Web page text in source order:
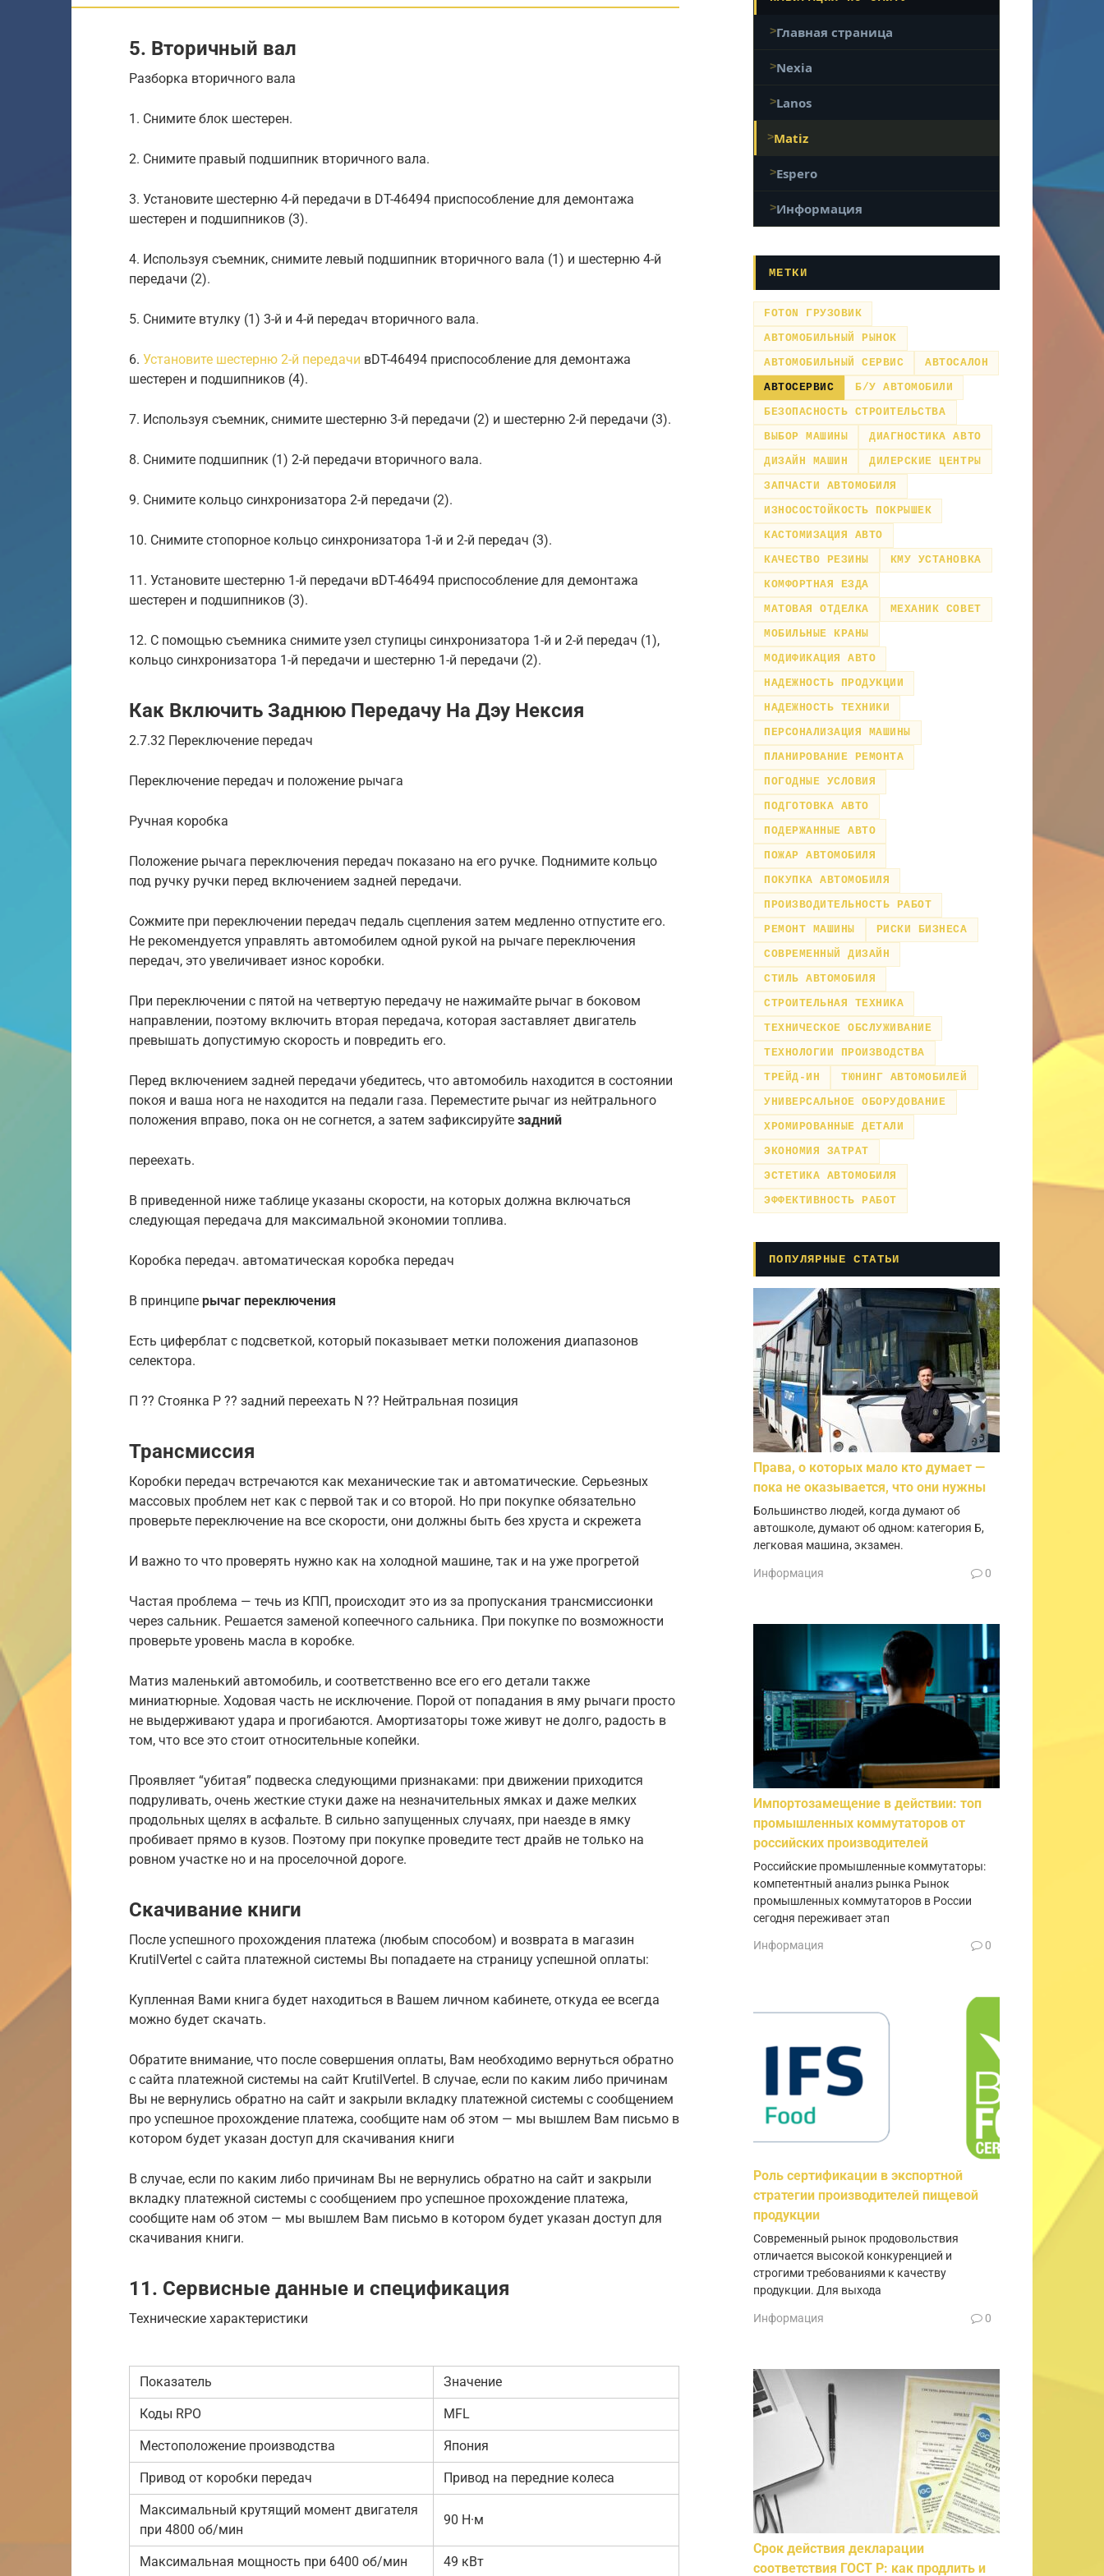
5. Вторичный вал
Разборка вторичного вала
1. Снимите блок шестерен.
2. Снимите правый подшипник вторичного вала.
3. Установите шестерню 4-й передачи в DT-46494 приспособление для демонтажа
шестерен и подшипников (3).
4. Используя съемник, снимите левый подшипник вторичного вала (1) и шестерню 4-й
передачи (2).
5. Снимите втулку (1) 3-й и 4-й передач вторичного вала.
6. Установите шестерню 2-й передачи вDT-46494 приспособление для демонтажа
шестерен и подшипников (4).
7. Используя съемник, снимите шестерню 3-й передачи (2) и шестерню 2-й передачи (3).
8. Снимите подшипник (1) 2-й передачи вторичного вала.
9. Снимите кольцо синхронизатора 2-й передачи (2).
10. Снимите стопорное кольцо синхронизатора 1-й и 2-й передач (3).
11. Установите шестерню 1-й передачи вDT-46494 приспособление для демонтажа
шестерен и подшипников (3).
12. С помощью съемника снимите узел ступицы синхронизатора 1-й и 2-й передач (1),
кольцо синхронизатора 1-й передачи и шестерню 1-й передачи (2).
Как Включить Заднюю Передачу На Дэу Нексия
2.7.32 Переключение передач
Переключение передач и положение рычага
Ручная коробка
Положение рычага переключения передач показано на его ручке. Поднимите кольцо
под ручку ручки перед включением задней передачи.
Сожмите при переключении передач педаль сцепления затем медленно отпустите его.
Не рекомендуется управлять автомобилем одной рукой на рычаге переключения
передач, это увеличивает износ коробки.
При переключении с пятой на четвертую передачу не нажимайте рычаг в боковом
направлении, поэтому включить вторая передача, которая заставляет двигатель
превышать допустимую скорость и повредить его.
Перед включением задней передачи убедитесь, что автомобиль находится в состоянии
покоя и ваша нога не находится на педали газа. Переместите рычаг из нейтрального
положения вправо, пока он не согнется, а затем зафиксируйте задний
переехать.
В приведенной ниже таблице указаны скорости, на которых должна включаться
следующая передача для максимальной экономии топлива.
Коробка передач. автоматическая коробка передач
В принципе рычаг переключения
Есть циферблат с подсветкой, который показывает метки положения диапазонов
селектора.
П ?? Стоянка Р ?? задний переехать N ?? Нейтральная позиция
Трансмиссия
Коробки передач встречаются как механические так и автоматические. Серьезных
массовых проблем нет как с первой так и со второй. Но при покупке обязательно
проверьте переключение на все скорости, они должны быть без хруста и скрежета
И важно то что проверять нужно как на холодной машине, так и на уже прогретой
Частая проблема — течь из КПП, происходит это из за пропускания трансмиссионки
через сальник. Решается заменой копеечного сальника. При покупке по возможности
проверьте уровень масла в коробке.
Матиз маленький автомобиль, и соответственно все его его детали также
миниатюрные. Ходовая часть не исключение. Порой от попадания в яму рычаги просто
не выдерживают удара и прогибаются. Амортизаторы тоже живут не долго, радость в
том, что все это стоит относительные копейки.
Проявляет “убитая” подвеска следующими признаками: при движении приходится
подруливать, очень жесткие стуки даже на незначительных ямках и даже мелких
продольных щелях в асфальте. В сильно запущенных случаях, при наезде в ямку
пробивает прямо в кузов. Поэтому при покупке проведите тест драйв не только на
ровном участке но и на проселочной дороге.
Скачивание книги
После успешного прохождения платежа (любым способом) и возврата в магазин
KrutilVertel с сайта платежной системы Вы попадаете на страницу успешной оплаты:
Купленная Вами книга будет находиться в Вашем личном кабинете, откуда ее всегда
можно будет скачать.
Обратите внимание, что после совершения оплаты, Вам необходимо вернуться обратно
с сайта платежной системы на сайт KrutilVertel. В случае, если по каким либо причинам
Вы не вернулись обратно на сайт и закрыли вкладку платежной системы с сообщением
про успешное прохождение платежа, сообщите нам об этом — мы вышлем Вам письмо в
котором будет указан доступ для скачивания книги
В случае, если по каким либо причинам Вы не вернулись обратно на сайт и закрыли
вкладку платежной системы с сообщением про успешное прохождение платежа,
сообщите нам об этом — мы вышлем Вам письмо в котором будет указан доступ для
скачивания книги.
11. Сервисные данные и спецификация
Технические характеристики
Показатель Значение
Коды RPO MFL
Местоположение производства Япония
Привод от коробки передач Привод на передние колеса
Максимальный крутящий момент двигателя
при 4800 об/мин
90 Н·м
Максимальная мощность при 6400 об/мин 49 кВт
Главная страница
Nexia
Lanos
Matiz
Espero
Информация
МЕТКИ
FOTON ГРУЗОВИК
АВТОМОБИЛЬНЫЙ РЫНОК
АВТОМОБИЛЬНЫЙ СЕРВИС
АВТОСАЛОН
АВТОСЕРВИС
Б/У АВТОМОБИЛИ
БЕЗОПАСНОСТЬ СТРОИТЕЛЬСТВА
ВЫБОР МАШИНЫ
ДИАГНОСТИКА АВТО
ДИЗАЙН МАШИН
ДИЛЕРСКИЕ ЦЕНТРЫ
ЗАПЧАСТИ АВТОМОБИЛЯ
ИЗНОСОСТОЙКОСТЬ ПОКРЫШЕК
КАСТОМИЗАЦИЯ АВТО
КАЧЕСТВО РЕЗИНЫ
КМУ УСТАНОВКА
КОМФОРТНАЯ ЕЗДА
МАТОВАЯ ОТДЕЛКА
МЕХАНИК СОВЕТ
МОБИЛЬНЫЕ КРАНЫ
МОДИФИКАЦИЯ АВТО
НАДЕЖНОСТЬ ПРОДУКЦИИ
НАДЕЖНОСТЬ ТЕХНИКИ
ПЕРСОНАЛИЗАЦИЯ МАШИНЫ
ПЛАНИРОВАНИЕ РЕМОНТА
ПОГОДНЫЕ УСЛОВИЯ
ПОДГОТОВКА АВТО
ПОДЕРЖАННЫЕ АВТО
ПОЖАР АВТОМОБИЛЯ
ПОКУПКА АВТОМОБИЛЯ
ПРОИЗВОДИТЕЛЬНОСТЬ РАБОТ
РЕМОНТ МАШИНЫ
РИСКИ БИЗНЕСА
СОВРЕМЕННЫЙ ДИЗАЙН
СТИЛЬ АВТОМОБИЛЯ
СТРОИТЕЛЬНАЯ ТЕХНИКА
ТЕХНИЧЕСКОЕ ОБСЛУЖИВАНИЕ
ТЕХНОЛОГИИ ПРОИЗВОДСТВА
ТРЕЙД-ИН
ТЮНИНГ АВТОМОБИЛЕЙ
УНИВЕРСАЛЬНОЕ ОБОРУДОВАНИЕ
ХРОМИРОВАННЫЕ ДЕТАЛИ
ЭКОНОМИЯ ЗАТРАТ
ЭСТЕТИКА АВТОМОБИЛЯ
ЭФФЕКТИВНОСТЬ РАБОТ
ПОПУЛЯРНЫЕ СТАТЬИ
Права, о которых мало кто думает —
пока не оказывается, что они нужны
Большинство людей, когда думают об
автошколе, думают об одном: категория Б,
легковая машина, экзамен.
Информация 0
Импортозамещение в действии: топ
промышленных коммутаторов от
российских производителей
Российские промышленные коммутаторы:
компетентный анализ рынка Рынок
промышленных коммутаторов в России
сегодня переживает этап
Информация 0
Роль сертификации в экспортной
стратегии производителей пищевой
продукции
Современный рынок продовольствия
отличается высокой конкуренцией и
строгими требованиями к качеству
продукции. Для выхода
Информация 0
Срок действия декларации
соответствия ГОСТ Р: как продлить и